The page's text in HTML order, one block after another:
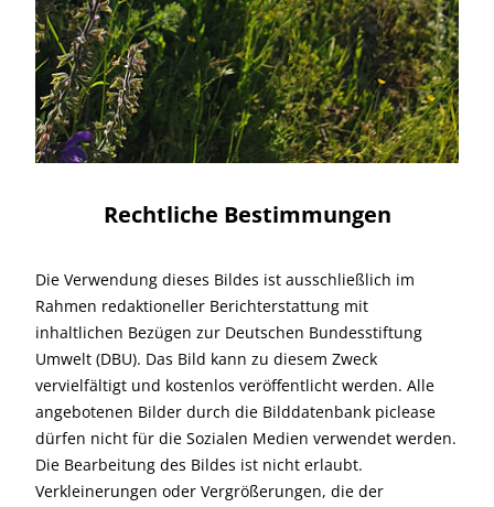
Rechtliche Bestimmungen
Die Verwendung dieses Bildes ist ausschließlich im
Rahmen redaktioneller Berichterstattung mit
inhaltlichen Bezügen zur Deutschen Bundesstiftung
Umwelt (DBU). Das Bild kann zu diesem Zweck
vervielfältigt und kostenlos veröffentlicht werden. Alle
angebotenen Bilder durch die Bilddatenbank piclease
dürfen nicht für die Sozialen Medien verwendet werden.
Die Bearbeitung des Bildes ist nicht erlaubt.
Verkleinerungen oder Vergrößerungen, die der